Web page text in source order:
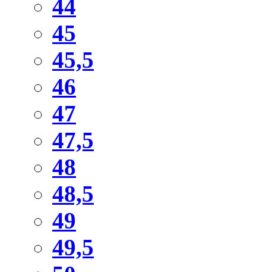
44
45
45,5
46
47
47,5
48
48,5
49
49,5